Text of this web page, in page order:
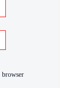
browser